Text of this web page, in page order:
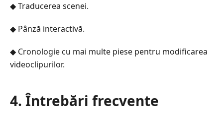
◆ Traducerea scenei.
◆ Pânză interactivă.
◆ Cronologie cu mai multe piese pentru modificarea
videoclipurilor.
4. Întrebări frecvente